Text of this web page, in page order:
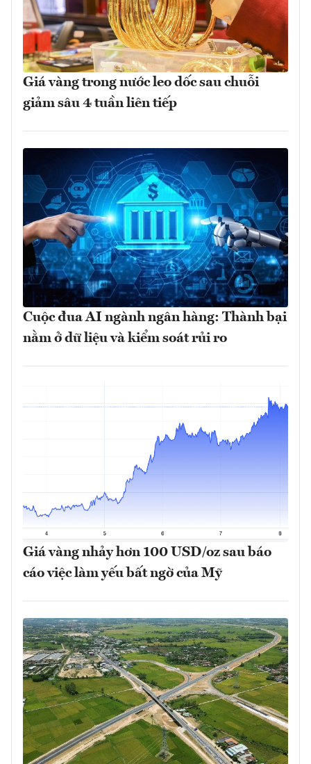
Giá vàng trong nước leo dốc sau chuỗi
giảm sâu 4 tuần liên tiếp
Cuộc đua AI ngành ngân hàng: Thành bại
nằm ở dữ liệu và kiểm soát rủi ro
Giá vàng nhảy hơn 100 USD/oz sau báo
cáo việc làm yếu bất ngờ của Mỹ